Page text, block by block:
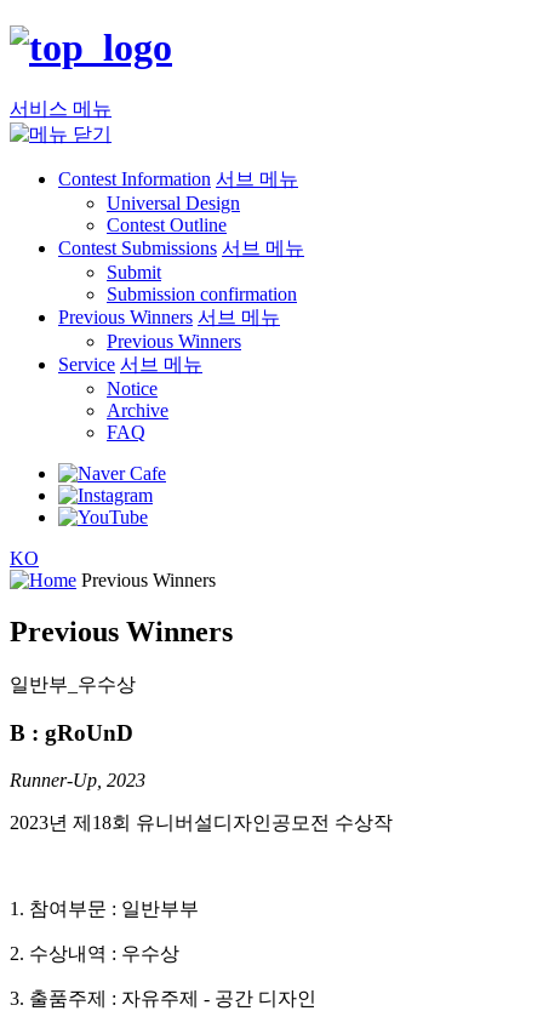
서비스 메뉴
Contest Information 서브 메뉴
Universal Design
Contest Outline
Contest Submissions 서브 메뉴
Submit
Submission confirmation
Previous Winners 서브 메뉴
Previous Winners
Service 서브 메뉴
Notice
Archive
FAQ
KO
Previous Winners
Previous Winners
일반부_우수상
B : gRoUnD
Runner-Up, 2023
2023년 제18회 유니버설디자인공모전 수상작
1. 참여부문 : 일반부부
2. 수상내역 : 우수상
3. 출품주제 : 자유주제 - 공간 디자인